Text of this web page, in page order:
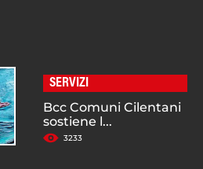
SERVIZI
Bcc Comuni Cilentani
sostiene l...
3233